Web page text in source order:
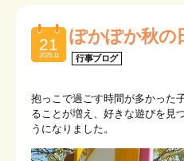
採用情報
交通アクセス
在園児の保護者専用ページ
お問い合わせ
メニュ
21
2025.11
ぽかぽか秋の
行事ブログ
抱っこで過ごす時間が多かった
ることが増え、好きな遊びを見
うになりました。